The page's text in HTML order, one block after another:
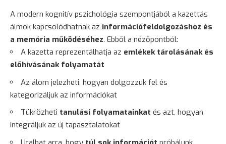
A modern kognitív pszichológia szempontjából a kazettás
álmok kapcsolódhatnak az információfeldolgozáshoz és
a memória működéséhez. Ebből a nézőpontból:
A kazetta reprezentálhatja az emlékek tárolásának és
előhívásának folyamatát
Az álom jelezheti, hogyan dolgozzuk fel és
kategorizáljuk az információkat
Tükrözheti tanulási folyamatainkat és azt, hogyan
integráljuk az új tapasztalatokat